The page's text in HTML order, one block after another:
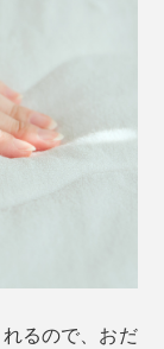
るので、おだ